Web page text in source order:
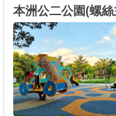
本洲公二公園(螺